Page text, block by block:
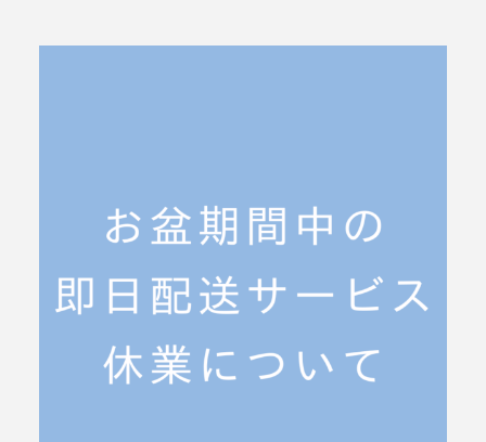
NEWS
ONLINE SHOP オンラインショップ／商品紹介
JOURNAL